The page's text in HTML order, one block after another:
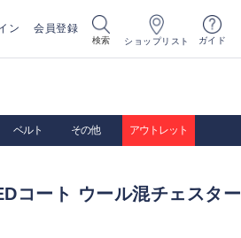
ン 会員登録
検索 ショップリスト ガイド
ベルト その他 アウトレット
コート ウール混チェスター